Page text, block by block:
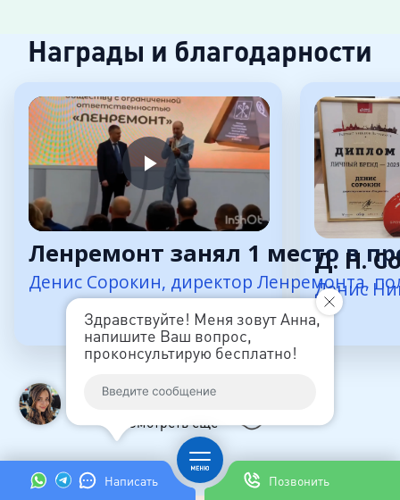
Написать Позвонить
Здравствуйте! Меня зовут Анна,
напишите Ваш вопрос,
проконсультирую бесплатно!
Награды и благодарности
Ленремонт занял 1 место в
Денис Сорокин, директор Ленремонта,
Д. Н.
Денис
Смотреть ещё